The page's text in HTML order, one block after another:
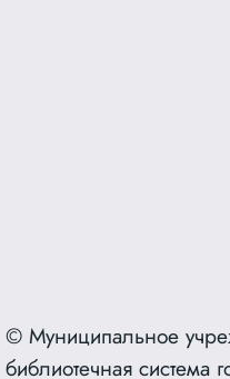
© Муниципальное
библиотечная система